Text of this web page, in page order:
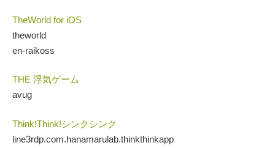
TheWorld for iOS
theworld
en-raikoss
THE 浮気ゲーム
avug
Think!Think!シンクシンク
line3rdp.com.hanamarulab.thinkthinkapp